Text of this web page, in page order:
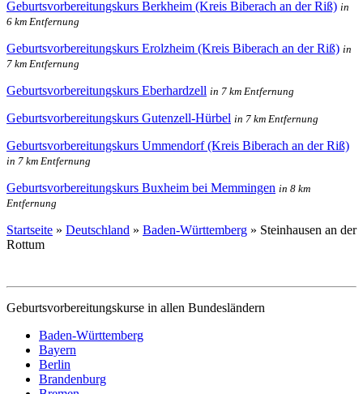
Geburtsvorbereitungskurs Berkheim (Kreis Biberach an der Riß) in
6 km Entfernung
Geburtsvorbereitungskurs Erolzheim (Kreis Biberach an der Riß) in
7 km Entfernung
Geburtsvorbereitungskurs Eberhardzell in 7 km Entfernung
Geburtsvorbereitungskurs Gutenzell-Hürbel in 7 km Entfernung
Geburtsvorbereitungskurs Ummendorf (Kreis Biberach an der Riß)
in 7 km Entfernung
Geburtsvorbereitungskurs Buxheim bei Memmingen in 8 km
Entfernung
Startseite » Deutschland » Baden-Württemberg » Steinhausen an der
Rottum
Geburtsvorbereitungskurse in allen Bundesländern
Baden-Württemberg
Bayern
Berlin
Brandenburg